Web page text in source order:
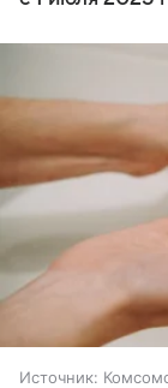
Источник: